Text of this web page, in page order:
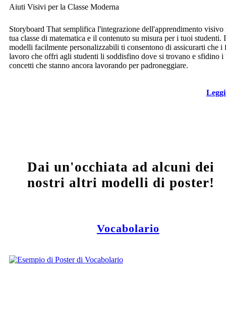
Aiuti Visivi per la Classe Moderna
Storyboard That semplifica l'integrazione dell'apprendimento visivo
tua classe di matematica e il contenuto su misura per i tuoi studenti. I
modelli facilmente personalizzabili ti consentono di assicurarti che i
lavoro che offri agli studenti li soddisfino dove si trovano e sfidino i
concetti che stanno ancora lavorando per padroneggiare.
Dai un'occhiata ad alcuni dei
nostri altri modelli di poster!
Vocabolario